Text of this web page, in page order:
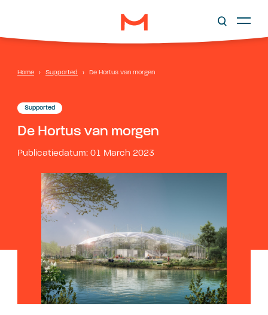
Home › Supported › De Hortus van morgen
Supported
De Hortus van morgen
Publicatiedatum: 01 March 2023